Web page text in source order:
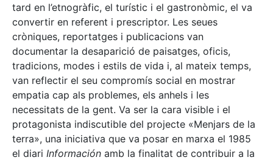
tard en l’etnogràfic, el turístic i el gastronòmic, el va
convertir en referent i prescriptor. Les seues
cròniques, reportatges i publicacions van
documentar la desaparició de paisatges, oficis,
tradicions, modes i estils de vida i, al mateix temps,
van reflectir el seu compromís social en mostrar
empatia cap als problemes, els anhels i les
necessitats de la gent. Va ser la cara visible i el
protagonista indiscutible del projecte «Menjars de la
terra», una iniciativa que va posar en marxa el 1985
el diari Información amb la finalitat de contribuir a la